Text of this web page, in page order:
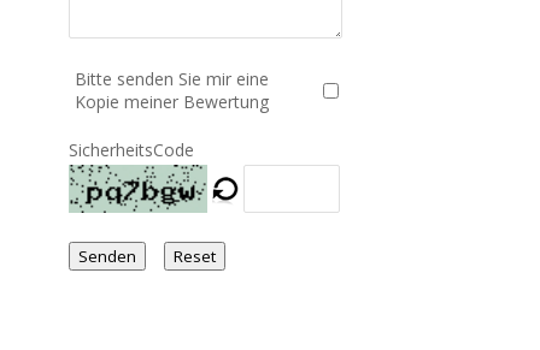
Bitte senden Sie mir eine
Kopie meiner Bewertung
SicherheitsCode
Senden Reset